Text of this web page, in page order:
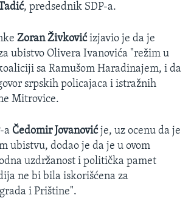
, predsednik SDP-a.
Zoran Živkovićizjavio je da je
ubistvo Olivera Ivanovića "režim u
sa Ramušom Haradinajem, i da
srpskih policajaca i istražnih
Mitrovice.
a Čedomir Jovanovićje, uz ocenu da je
ubistvu, dodao je da je u ovom
uzdržanost i politička pamet
ne bi bila iskorišćena za
i Prištine".